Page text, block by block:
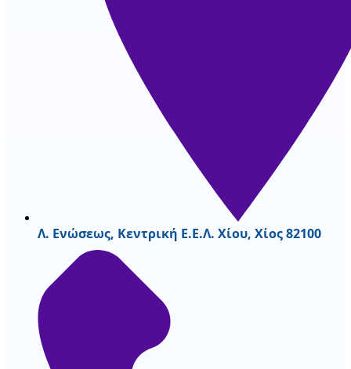
Λ. Ενώσεως, Κεντρική Ε.Ε.Λ. Χίου, Χίος 82100